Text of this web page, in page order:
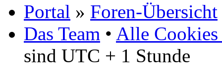
Portal » Foren-Übersicht
Das Team • Alle Cookies
sind UTC + 1 Stunde